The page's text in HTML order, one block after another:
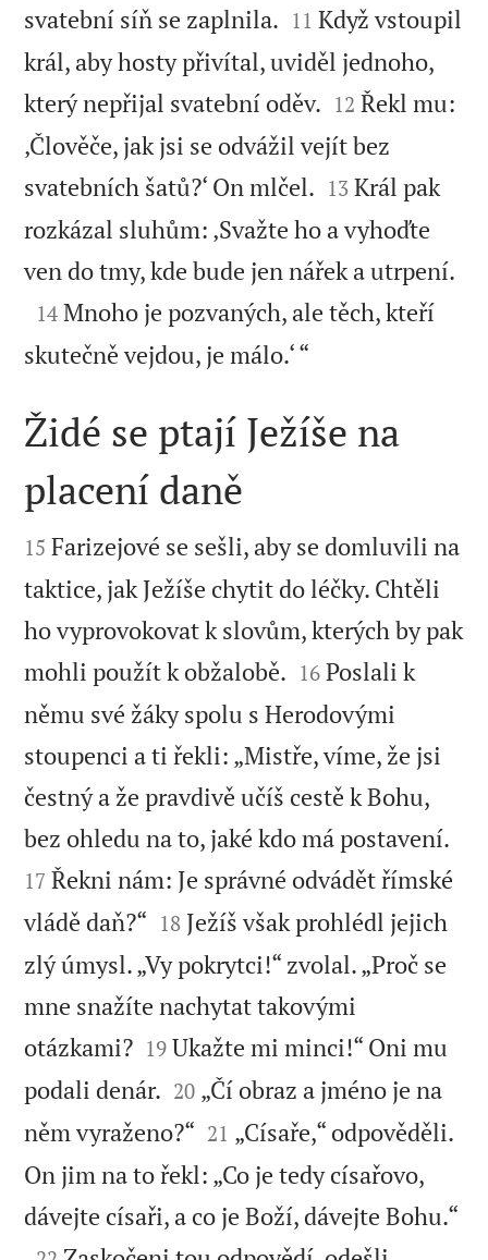
svatební síň se zaplnila. 

11 Když vstoupil
král, aby hosty přivítal, uviděl jednoho,
který nepřijal svatební oděv. 

12 Řekl mu:
‚Člověče, jak jsi se odvážil vejít bez
svatebních šatů?‘ On mlčel. 

13 Král pak
rozkázal sluhům: ‚Svažte ho a vyhoďte
ven do tmy, kde bude jen nářek a utrpení.

14 Mnoho je pozvaných, ale těch, kteří
skutečně vejdou, je málo.‘ “

Židé se ptají Ježíše na
placení daně

15 Farizejové se sešli, aby se domluvili na
taktice, jak Ježíše chytit do léčky. Chtěli
ho vyprovokovat k slovům, kterých by pak
mohli použít k obžalobě. 

16 Poslali k
němu své žáky spolu s Herodovými
stoupenci a ti řekli: „Mistře, víme, že jsi
čestný a že pravdivě učíš cestě k Bohu,
bez ohledu na to, jaké kdo má postavení.
17 Řekni nám: Je správné odvádět římské
vládě daň?“ 

18 Ježíš však prohlédl jejich
zlý úmysl. „Vy pokrytci!“ zvolal. „Proč se
mne snažíte nachytat takovými
otázkami?
19 Ukažte mi minci!“ Oni mu
podali denár. 

20 „Čí obraz a jméno je na
něm vyraženo?“ 

21 „Císaře,“ odpověděli.
On jim na to řekl: „Co je tedy císařovo,
dávejte císaři, a co je Boží, dávejte Bohu.“